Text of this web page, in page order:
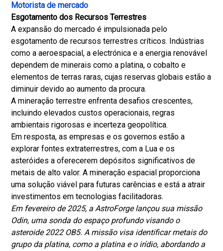
Motorista de mercado
Esgotamento dos Recursos Terrestres
A expansão do mercado é impulsionada pelo
esgotamento de recursos terrestres críticos. Indústrias
como a aeroespacial, a electrónica e a energia renovável
dependem de minerais como a platina, o cobalto e
elementos de terras raras, cujas reservas globais estão a
diminuir devido ao aumento da procura.
A mineração terrestre enfrenta desafios crescentes,
incluindo elevados custos operacionais, regras
ambientais rigorosas e incerteza geopolítica.
Em resposta, as empresas e os governos estão a
explorar fontes extraterrestres, com a Lua e os
asteróides a oferecerem depósitos significativos de
metais de alto valor. A mineração espacial proporciona
uma solução viável para futuras carências e está a atrair
investimentos em tecnologias facilitadoras.
Em fevereiro de 2025, a AstroForge lançou sua missão
Odin, uma sonda do espaço profundo visando o
asteroide 2022 OB5. A missão visa identificar metais do
grupo da platina, como a platina e o irídio, abordando a